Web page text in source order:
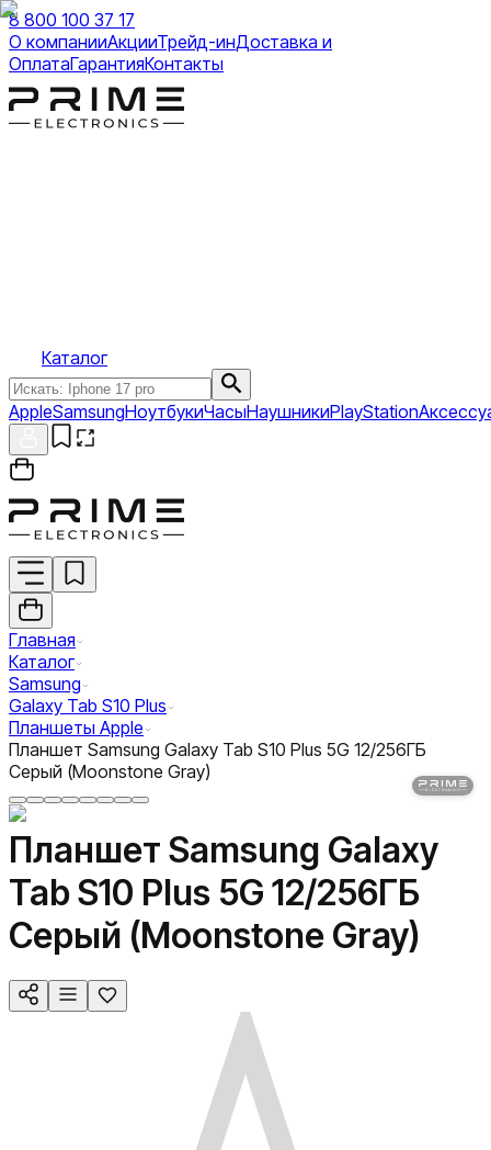
8 800 100 37 17
О компанииАкцииТрейд-инДоставка и
ОплатаГарантияКонтакты
Каталог
AppleSamsungНоутбукиЧасыНаушникиPlayStation
Главная
Каталог
Samsung
Galaxy Tab S10 Plus
Планшеты Apple
Планшет Samsung Galaxy Tab S10 Plus 5G 12/256ГБ
Серый (Moonstone Gray)
Планшет Samsung Galaxy
Tab S10 Plus 5G 12/256ГБ
Серый (Moonstone Gray)